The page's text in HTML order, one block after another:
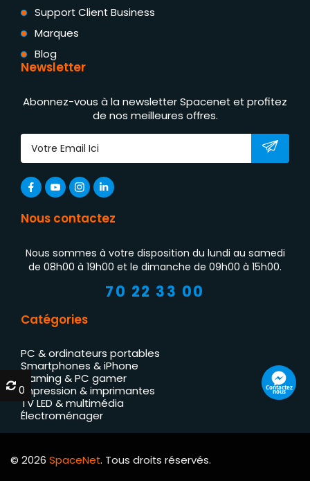
Support Client Business
Marques
Blog
Newsletter
Abonnez-vous à la newsletter Spacenet et profitez
de nos meilleures offres.
Nous contactez
Nous sommes à votre disposition du lundi au samedi
de 08h00 à 19h00 et le dimanche de 09h00 à 15h00.
70 22 33 00
Catégories
PC & ordinateurs portables
Smartphones & iPhone
Gaming & PC gamer
Impression & imprimantes
TV LED & multimédia
Électroménager
© 2026 SpaceNet. Tous droits réservés.
Contactez
nous
0
0